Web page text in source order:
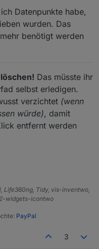
Datenpunkte habe,
wurden. Das
benötigt werden
Das müsste ihr
selbst erledigen.
verzichtet (wenn
würde), damit
entfernt werden
Life360ng, Tidy, vis-inventwo,
widgets-icontwo
PayPal
3